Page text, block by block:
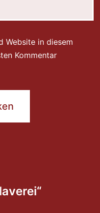
Website in diesem
Kommentar